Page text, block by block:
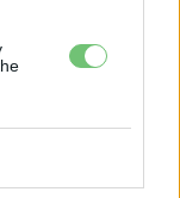
hatótáv –